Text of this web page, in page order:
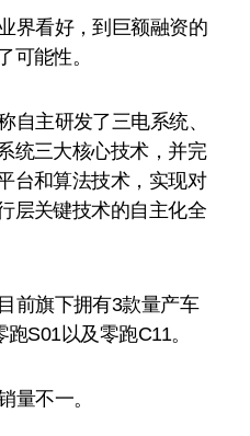
界看好，到巨额融资的
可能性。
自主研发了三电系统、
统三大核心技术，并完
台和算法技术，实现对
层关键技术的自主化全
前旗下拥有3款量产车
S01以及零跑C11。
量不一。